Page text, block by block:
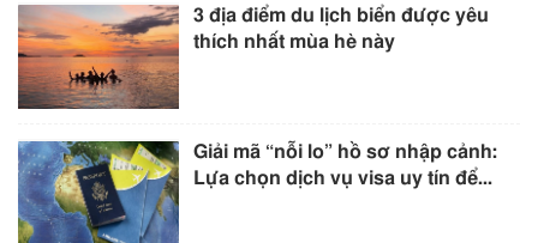
3 địa điểm du lịch biển được yêu
thích nhất mùa hè này
Giải mã “nỗi lo” hồ sơ nhập cảnh:
Lựa chọn dịch vụ visa uy tín để...